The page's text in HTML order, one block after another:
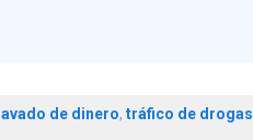
lavado de dinero, tráfico de drogas